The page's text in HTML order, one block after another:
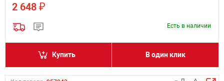
2 648 ₽
Есть в наличии
Купить В один клик